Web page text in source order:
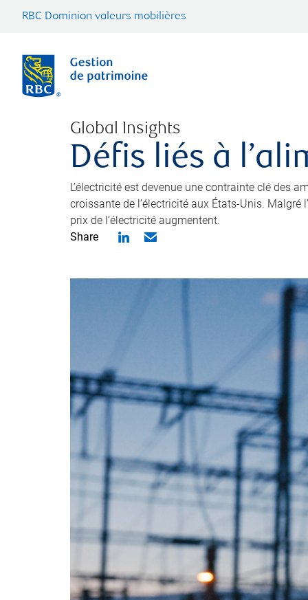
RBC Dominion valeurs mobilières
Global Insights
Défis liés à
L’électricité est devenue une contrainte clé des
croissante de l’électricité aux États-Unis.
prix de l’électricité augmentent.
Share